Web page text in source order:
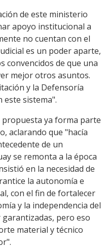
de este ministerio
apoyo institucional a
no cuentan con el
es un poder aparte,
convencidos de que una
mejor otros asuntos.
y la Defensoría
sistema".
propuesta ya forma parte
aclarando que "hacía
de un
se remonta a la época
en la necesidad de
la autonomía e
con el fin de fortalecer
y la independencia del
pero eso
material y técnico